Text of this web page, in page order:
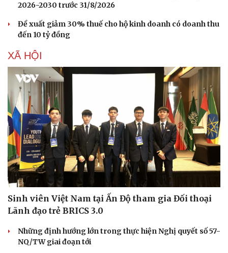
Tư vấn
Săn Tour
Câu chuyện thời sự
Kể chuyện cho bé
2026-2030 trước 31/8/2026
Đề xuất giảm 30% thuế cho hộ kinh doanh có doanh thu
đến 10 tỷ đồng
XÃ HỘI
Sinh viên Việt Nam tại Ấn Độ tham gia Đối thoại
Lãnh đạo trẻ BRICS 3.0
Những định hướng lớn trong thực hiện Nghị quyết số 57-
NQ/TW giai đoạn tới